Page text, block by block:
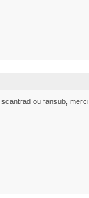
ou fansub,